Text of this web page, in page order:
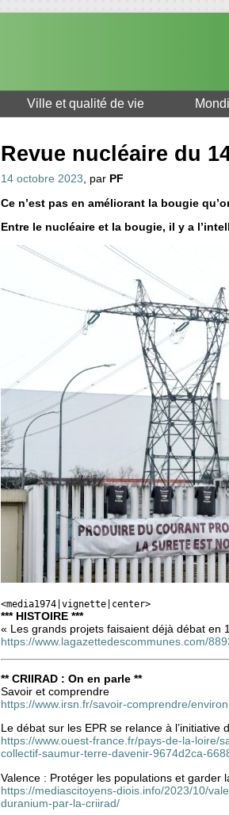
Ville et qualité de vie
Revue nucléaire du
14 octobre 2023, par PF
Ce n’est pas en améliorant la bougie
Entre le nucléaire et la bougie, il y a
<media1974|vignette|center>
*** HISTOIRE ***
« Les grands projets faisaient déjà débat en
https://www.lagazettedescommunes.com/
** CRIIRAD : On en parle **
Savoir et comprendre
https://www.irsn.fr/savoir-comprendre/
Le débat sur les EPR se relance à l’initiative
https://www.ouest-france.fr/pays-de-la-loire/
collectif-saumur-terre-davenir-9674d2ca-
Valence : Protéger les populations et garder
https://mediascitoyens-diois.info/2023/10/
duranium-par-la-criirad/